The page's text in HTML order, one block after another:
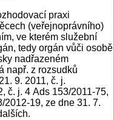
praxi
(veřejnoprávního)
ve kterém služební
tedy orgán vůči osobě
nadřazeném
např. z rozsudků
9. 2011, č. j.
č. j. 4 Ads 153/2011-75,
2012-19, ze dne 31. 7.